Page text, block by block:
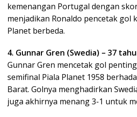
kemenangan Portugal dengan
menjadikan Ronaldo pencetak gol
Planet berbeda.
4. Gunnar Gren (Swedia) – 37
Gunnar Gren mencetak gol
semifinal Piala Planet 1958
Barat. Golnya menghadirkan
juga akhirnya menang 3-1 untuk